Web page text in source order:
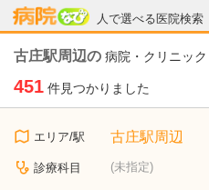
人で選べる医院検索
病院なび
古庄駅周辺の 病院・クリニック
451 件見つかりました
エリア/駅 古庄駅周辺
診療科目 (未指定)